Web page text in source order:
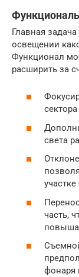
Главная
освещении
Функционал
расширить за
света
часть,
фонаря